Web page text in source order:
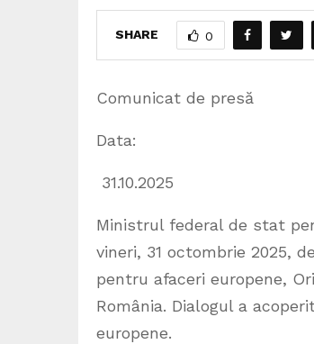
SHARE 0
Comunicat de presă
Data:
31.10.2025
Ministrul federal de stat
vineri, 31 octombrie 2025,
pentru afaceri europene,
România. Dialogul a
europene.